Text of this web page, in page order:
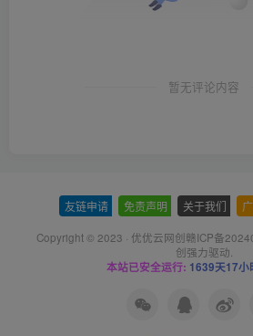
暂无评论内容
友链申请 免责声明 关于我们
Copyright © 2023 · 优优云网创赣ICP备
创强力驱动.
本站已安全运行: 1639天17小